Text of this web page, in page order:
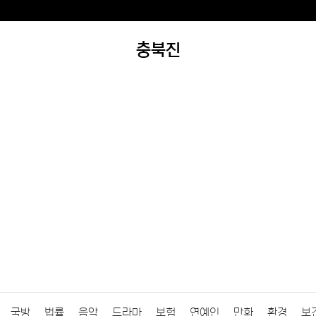
충북진
국방 법률 음악 드라마 보험 연예인 만화 환경 보